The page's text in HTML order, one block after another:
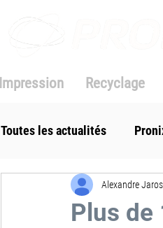
Impression Recyclage
Toutes les actualités
Plus de
Alexandre